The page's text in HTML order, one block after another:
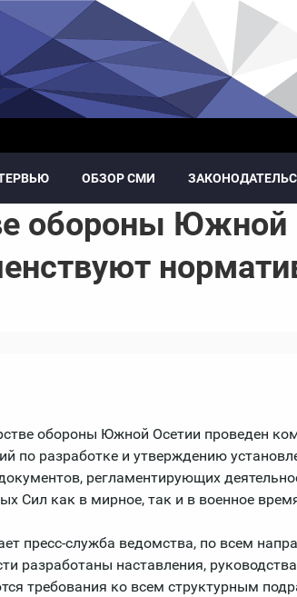
ОБЗОР СМИ
обороны Южной
обороны Южной Осетии проведен
по разработке и утверждению
регламентирующих
Сил как в мирное, так и в военное
пресс-служба ведомства, по всем
разработаны наставления,
требования ко всем структурным